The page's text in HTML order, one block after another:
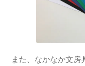
また、なかなか文房